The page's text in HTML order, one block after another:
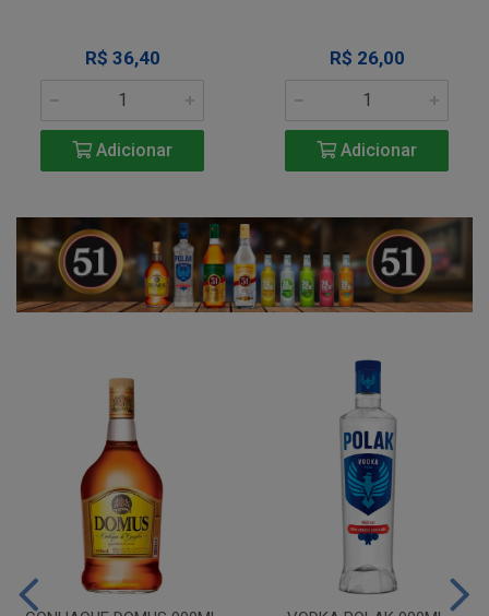
R$ 36,40
Adicionar
R$ 26,00
Adicionar